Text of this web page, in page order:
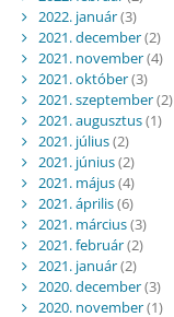
2022. január(3)
2021. december(2)
2021. november(4)
2021. október(3)
2021. szeptember(2)
2021. augusztus(1)
2021. július(2)
2021. június(2)
2021. május(4)
2021. április(6)
2021. március(3)
2021. február(2)
2021. január(2)
2020. december(3)
2020. november(1)